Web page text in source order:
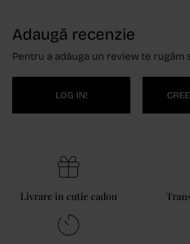
Adaugă recenzie
Pentru a adăuga un review te rugăm
LOG IN!
Livrare în cutie cadou